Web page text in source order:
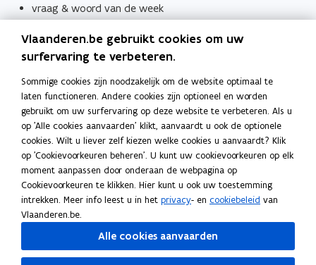
vraag & woord van de week
Schrijf je in
Thema's
Taaladviezen
Spellingregels
Tips voor duidelijke taal
Bekijk ook
Spellingtests
Boek- en webwijzer
Vlaanderen.be gebruikt cookies om uw
surfervaring te verbeteren.
Sommige cookies zijn noodzakelijk om de website optimaal te
laten functioneren. Andere cookies zijn optioneel en worden
gebruikt om uw surfervaring op deze website te verbeteren. Als u
op 'Alle cookies aanvaarden' klikt, aanvaardt u ook de optionele
cookies. Wilt u liever zelf kiezen welke cookies u aanvaardt? Klik
op 'Cookievoorkeuren beheren'. U kunt uw cookievoorkeuren op elk
moment aanpassen door onderaan de webpagina op
Cookievoorkeuren te klikken. Hier kunt u ook uw toestemming
intrekken. Meer info leest u in het privacy- en cookiebeleid van
Vlaanderen.be.
Alle cookies aanvaarden